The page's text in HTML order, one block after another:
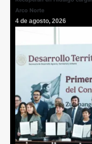
Arco Norte
4 de agosto, 2026